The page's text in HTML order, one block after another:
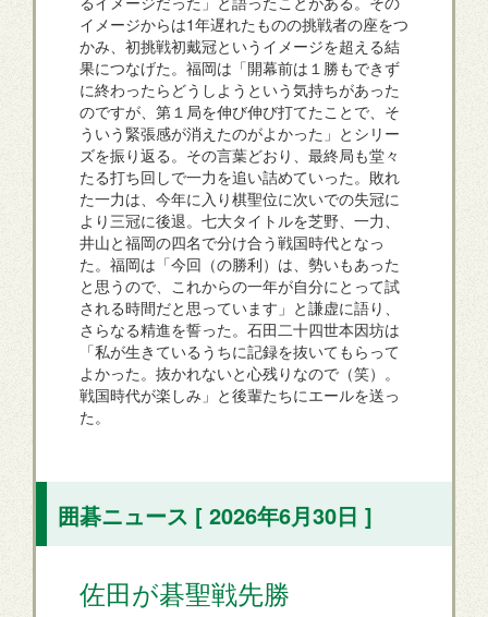
イメージからは1年遅れたものの挑戦者の座をつ
かみ、初挑戦初戴冠というイメージを超える結
果につなげた。福岡は「開幕前は１勝もできず
に終わったらどうしようという気持ちがあった
のですが、第１局を伸び伸び打てたことで、そ
ういう緊張感が消えたのがよかった」とシリー
ズを振り返る。その言葉どおり、最終局も堂々
たる打ち回しで一力を追い詰めていった。敗れ
た一力は、今年に入り棋聖位に次いでの失冠に
より三冠に後退。七大タイトルを芝野、一力、
井山と福岡の四名で分け合う戦国時代となっ
た。福岡は「今回（の勝利）は、勢いもあった
と思うので、これからの一年が自分にとって試
される時間だと思っています」と謙虚に語り、
さらなる精進を誓った。石田二十四世本因坊は
「私が生きているうちに記録を抜いてもらって
よかった。抜かれないと心残りなので（笑）。
戦国時代が楽しみ」と後輩たちにエールを送っ
た。
囲碁ニュース [ 2026年6月30日 ]
佐田が碁聖戦先勝